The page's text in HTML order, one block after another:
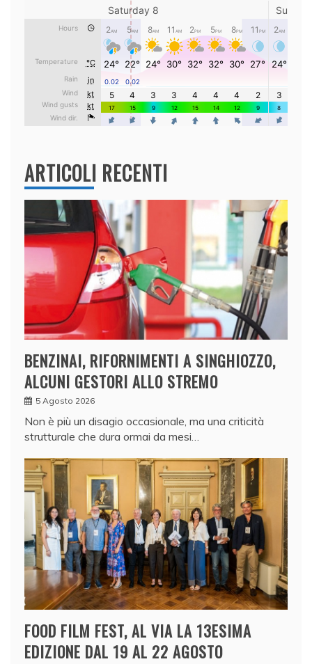
ARTICOLI RECENTI
BENZINAI, RIFORNIMENTI A SINGHIOZZO,
ALCUNI GESTORI ALLO STREMO
5 Agosto 2026
Non è più un disagio occasionale, ma una criticità
strutturale che dura ormai da mesi…
FOOD FILM FEST, AL VIA LA 13ESIMA
EDIZIONE DAL 19 AL 22 AGOSTO